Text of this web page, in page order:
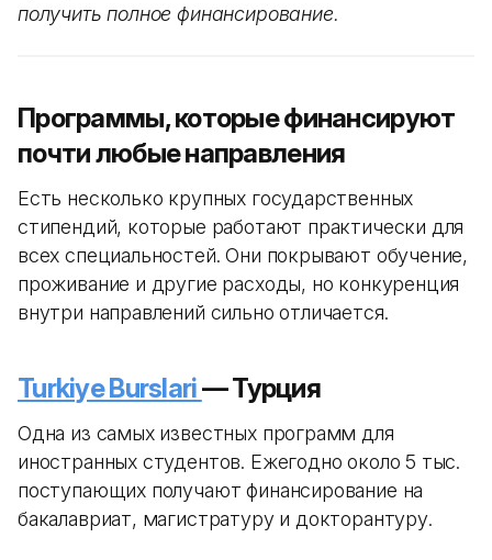
получить полное финансирование.
Программы, которые финансируют
почти любые направления
Есть несколько крупных государственных
стипендий, которые работают практически для
всех специальностей. Они покрывают обучение,
проживание и другие расходы, но конкуренция
внутри направлений сильно отличается.
Turkiye Burslari— Турция
Одна из самых известных программ для
иностранных студентов. Ежегодно около 5 тыс.
поступающих получают финансирование на
бакалавриат, магистратуру и докторантуру.